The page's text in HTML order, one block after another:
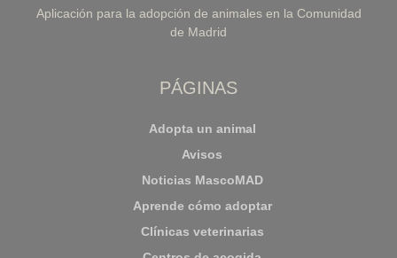
Aplicación para la adopción de animales en la Comunidad
de Madrid
PÁGINAS
Adopta un animal
Avisos
Noticias MascoMAD
Aprende cómo adoptar
Clínicas veterinarias